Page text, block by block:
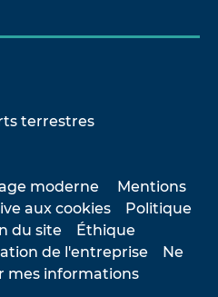
terrestres
moderne
Mentions
aux cookies
Politique
du site
Éthique
de l'entreprise
Ne
mes informations